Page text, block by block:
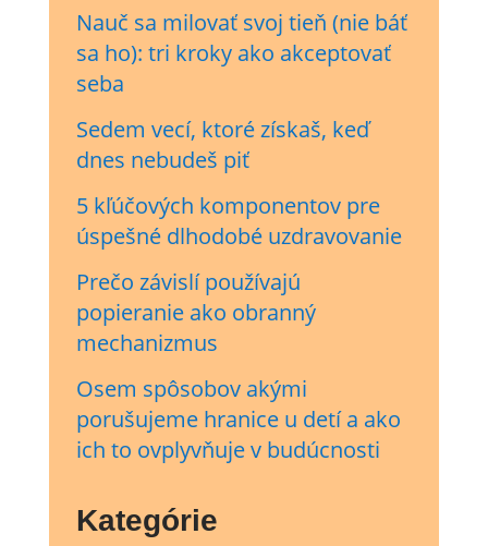
Nauč sa milovať svoj tieň (nie báť
sa ho): tri kroky ako akceptovať
seba
Sedem vecí, ktoré získaš, keď
dnes nebudeš piť
5 kľúčových komponentov pre
úspešné dlhodobé uzdravovanie
Prečo závislí používajú
popieranie ako obranný
mechanizmus
Osem spôsobov akými
porušujeme hranice u detí a ako
ich to ovplyvňuje v budúcnosti
Kategórie